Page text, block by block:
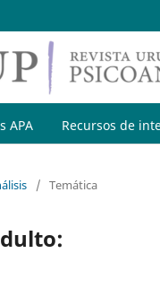
APA Recursos de
/ Temática